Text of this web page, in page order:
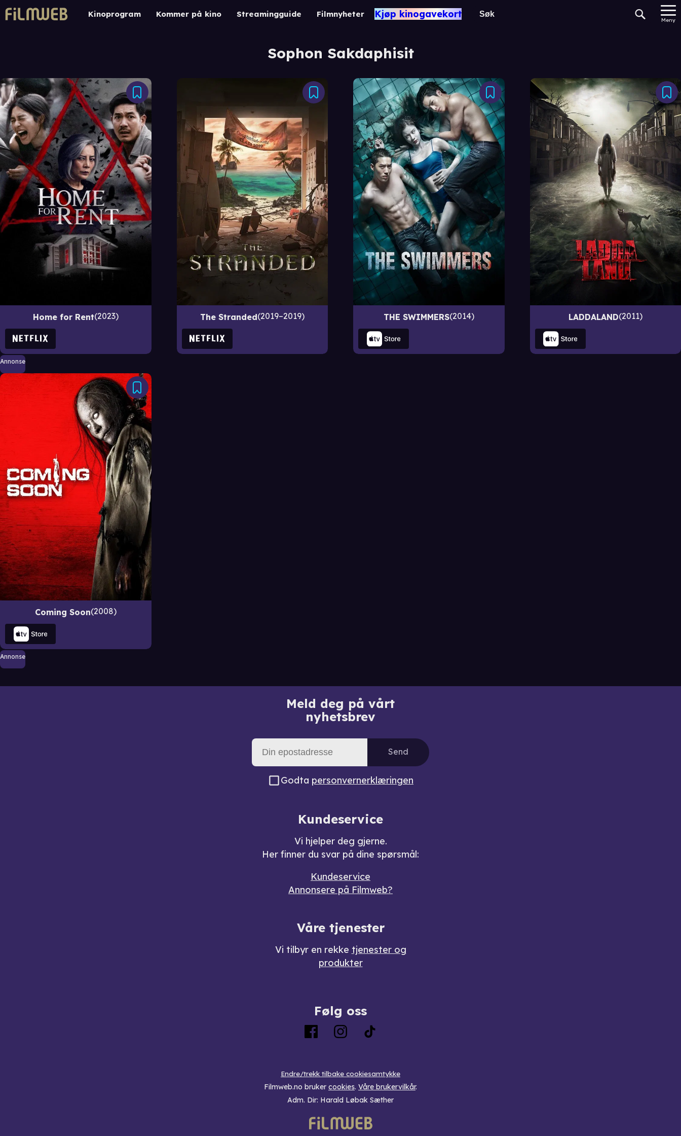
Kinoprogram Kommer på kino Streamingguide Filmnyheter Kjøp kinogavekort
Meny
Sophon Sakdaphisit
Home for Rent 2023 The Stranded 2019–2019 THE SWIMMERS 2014 LADDALAND 2011
Annonse
Coming Soon 2008
Annonse
Meld deg på vårt
nyhetsbrev
Send
Godta personvernerklæringen
Kundeservice
Vi hjelper deg gjerne.
Her finner du svar på dine spørsmål:
Kundeservice
Annonsere på Filmweb?
Våre tjenester
Vi tilbyr en rekke tjenester og
produkter
Følg oss
Endre/trekk tilbake cookiesamtykke
Filmweb.no bruker cookies. Våre brukervilkår.
Adm. Dir: Harald Løbak Sæther